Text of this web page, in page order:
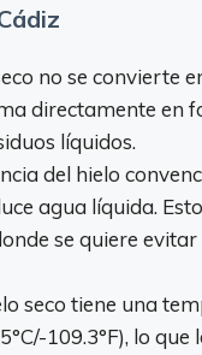
no se convierte
directamente en
líquidos.
del hielo
agua líquida.
se quiere
seco tiene una
109.3°F), lo que